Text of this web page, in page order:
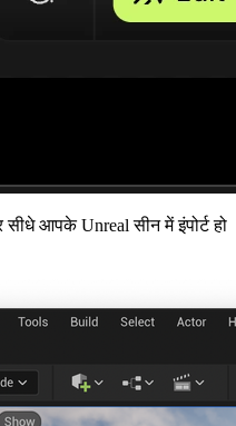
आपके Unreal सीन में इंपोर्ट हो